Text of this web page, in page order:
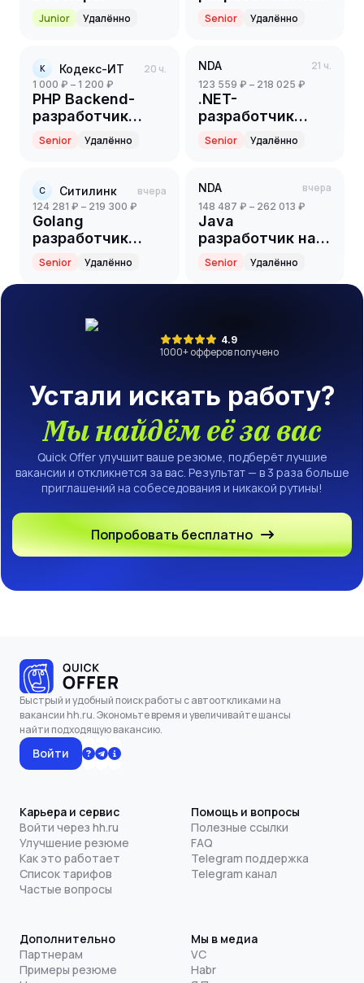
Junior Удалённо
партнерский
проект(ритейл)
Senior Удалённо
К Кодекс-ИТ 20 ч.
1 000 ₽ – 1 200 ₽
PHP Backend-
разработчик
(Part-time)
Senior Удалённо
NDA 21 ч.
123 559 ₽ – 218 025 ₽
.NET-
разработчик
(Senior)
Senior Удалённо
С Ситилинк вчера
124 281 ₽ – 219 300 ₽
Golang
разработчик
(Senior)
Senior Удалённо
NDA вчера
148 487 ₽ – 262 013 ₽
Java
разработчик на
партнерский
проект(ритейл)
(Senior)
Senior Удалённо
4.9
1000+ офферов получено
Устали искать работу?
Мы найдём её за вас
Quick Offer улучшит ваше резюме, подберёт лучшие
вакансии и откликнется за вас. Результат — в 3 раза больше
приглашений на собеседования и никакой рутины!
Попробовать бесплатно
Быстрый и удобный поиск работы с автооткликами на
вакансии hh.ru. Экономьте время и увеличивайте шансы
найти подходящую вакансию.
Войти
Карьера и сервис
Войти через hh.ru
Улучшение резюме
Как это работает
Список тарифов
Частые вопросы
Помощь и вопросы
Полезные ссылки
FAQ
Telegram поддержка
Telegram канал
Дополнительно
Партнерам
Примеры резюме
Мы в медиа
VC
Habr